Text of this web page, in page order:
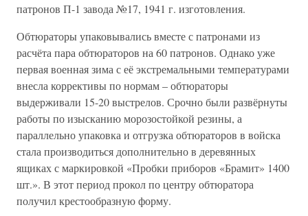
патронов П-1 завода №17, 1941 г. изготовления.
Обтюраторы упаковывались вместе с патронами из
расчёта пара обтюраторов на 60 патронов. Однако уже
первая военная зима с её экстремальными температурами
внесла коррективы по нормам – обтюраторы
выдерживали 15-20 выстрелов. Срочно были развёрнуты
работы по изысканию морозостойкой резины, а
параллельно упаковка и отгрузка обтюраторов в войска
стала производиться дополнительно в деревянных
ящиках с маркировкой «Пробки приборов «Брамит» 1400
шт.». В этот период прокол по центру обтюратора
получил крестообразную форму.